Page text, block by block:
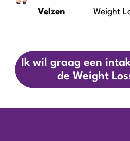
Velzen
Weight
Ik wil graag een
de Weight